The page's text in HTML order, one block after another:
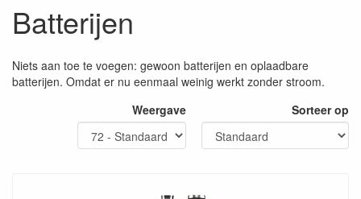
Batterijen
Niets aan toe te voegen: gewoon batterijen en oplaadbare
batterijen. Omdat er nu eenmaal weinig werkt zonder stroom.
Weergave
Sorteer op